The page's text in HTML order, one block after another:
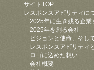
サイトTOP
レスポンスアビリティに
2025年に生き残る企業
2025年を創る会社
ビジョンと使命、そし
レスポンスアビリティ
ロゴに込めた想い
会社概要